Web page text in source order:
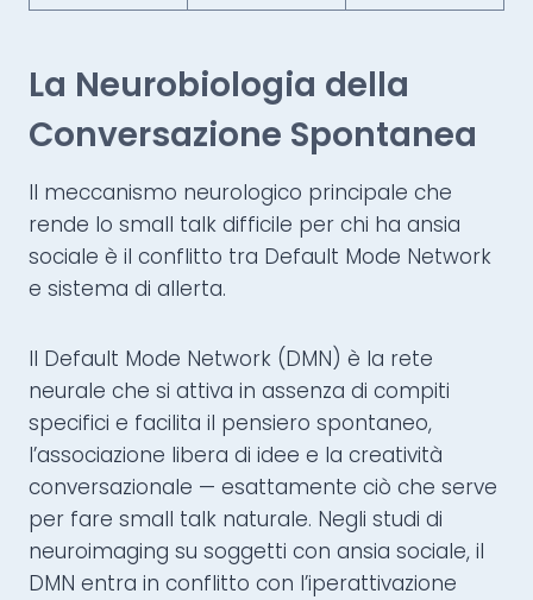
La Neurobiologia della
Conversazione Spontanea
Il meccanismo neurologico principale che
rende lo small talk difficile per chi ha ansia
sociale è il conflitto tra Default Mode Network
e sistema di allerta.
Il Default Mode Network (DMN) è la rete
neurale che si attiva in assenza di compiti
specifici e facilita il pensiero spontaneo,
l’associazione libera di idee e la creatività
conversazionale — esattamente ciò che serve
per fare small talk naturale. Negli studi di
neuroimaging su soggetti con ansia sociale, il
DMN entra in conflitto con l’iperattivazione